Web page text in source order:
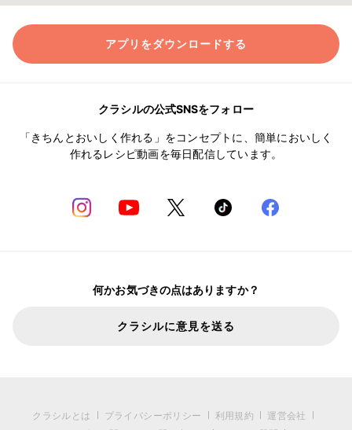
アプリをダウンロードする
クラシルの公式SNSをフォロー
「きちんとおいしく作れる」をコンセプトに、簡単においしく
作れるレシピ動画を毎日配信しています。
何かお気づきの点はありますか？
クラシルに意見を送る
クラシルとは プライバシーポリシー 利用規約
運営会社